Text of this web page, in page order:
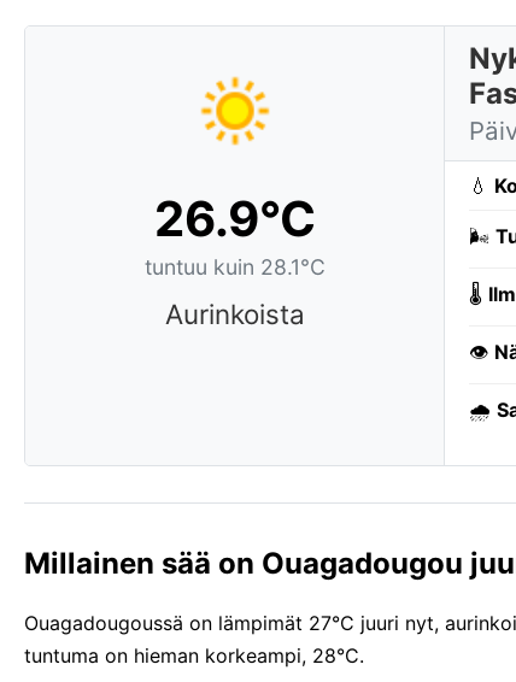
26.9°C
tuntuu kuin 28.1°C
Aurinkoista
💧
🌬️
🌡️
👁️
🌧️
Millainen sää on Ouagadougou
Ouagadougoussä on lämpimät 27°C juuri nyt,
tuntuma on hieman korkeampi, 28°C.